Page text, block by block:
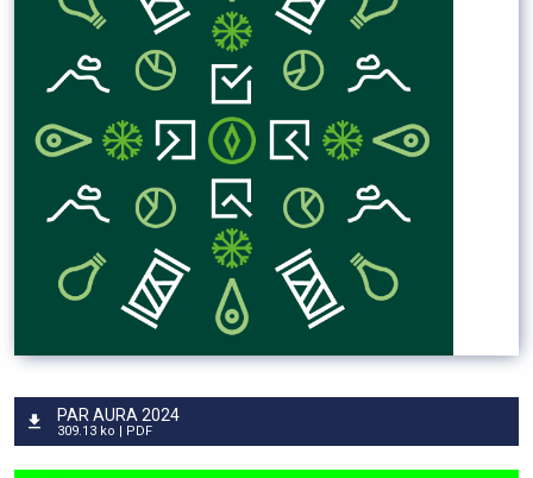
PAR AURA 2024
309.13 ko | PDF